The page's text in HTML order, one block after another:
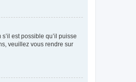
est possible qu’il puisse
veuillez vous rendre sur